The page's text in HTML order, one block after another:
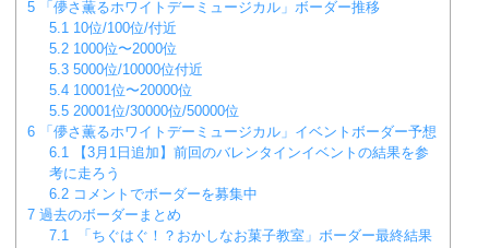
5 「儚さ薫るホワイトデーミュージカル」ボーダー推移
5.1 10位/100位/付近
5.2 1000位〜2000位
5.3 5000位/10000位付近
5.4 10001位〜20000位
5.5 20001位/30000位/50000位
6 「儚さ薫るホワイトデーミュージカル」イベントボーダー予想
6.1 【3月1日追加】前回のバレンタインイベントの結果を参
考に走ろう
6.2 コメントでボーダーを募集中
7 過去のボーダーまとめ
7.1 「ちぐはぐ！？おかしなお菓子教室」ボーダー最終結果